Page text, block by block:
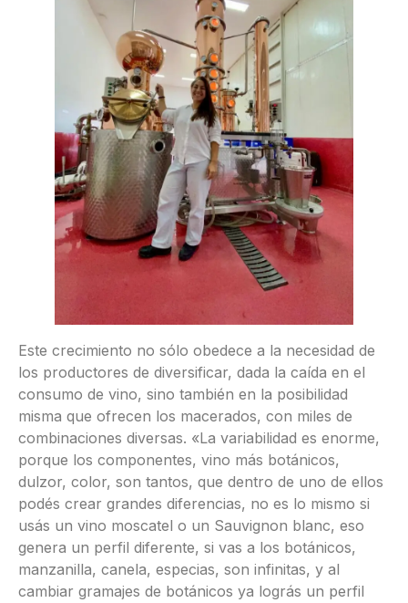
Este crecimiento no sólo obedece a la necesidad de
los productores de diversificar, dada la caída en el
consumo de vino, sino también en la posibilidad
misma que ofrecen los macerados, con miles de
combinaciones diversas. «La variabilidad es enorme,
porque los componentes, vino más botánicos,
dulzor, color, son tantos, que dentro de uno de ellos
podés crear grandes diferencias, no es lo mismo si
usás un vino moscatel o un Sauvignon blanc, eso
genera un perfil diferente, si vas a los botánicos,
manzanilla, canela, especias, son infinitas, y al
cambiar gramajes de botánicos ya lográs un perfil